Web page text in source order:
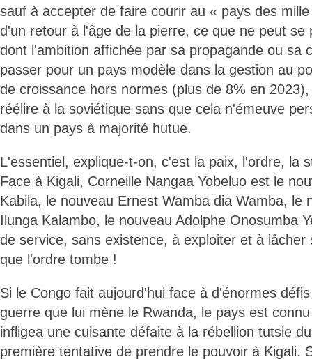
sauf à accepter de faire courir au « pays des
d'un retour à l'âge de la pierre, ce que ne peut se
dont l'ambition affichée par sa propagande ou sa
passer pour un pays modèle dans la gestion au
de croissance hors normes (plus de 8% en
réélire à la soviétique sans que cela n'émeuve
dans un pays à majorité hutue.
L'essentiel, explique-t-on, c'est la paix, l'ordre, la
Face à Kigali, Corneille Nangaa Yobeluo est le
Kabila, le nouveau Ernest Wamba dia Wamba, le
Ilunga Kalambo, le nouveau Adolphe Onosumba
de service, sans existence, à exploiter et à lâcher
que l'ordre tombe !
Si le Congo fait aujourd'hui face à d'énormes
guerre que lui mène le Rwanda, le pays est
infligea une cuisante défaite à la rébellion tutsie
première tentative de prendre le pouvoir à Kigali.